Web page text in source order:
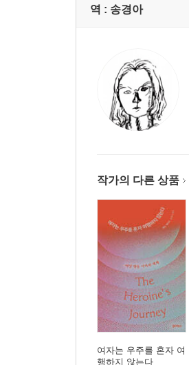
역 : 송경아
작가의 다른 상품
여자는 우주를 혼자 여
행하지 않는다